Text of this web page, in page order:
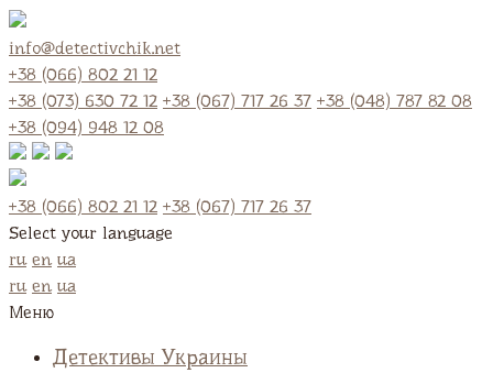
info@detectivchik.net
+38 (066) 802 21 12
+38 (073) 630 72 12 +38 (067) 717 26 37 +38 (048) 787 82 08
+38 (094) 948 12 08
+38 (066) 802 21 12 +38 (067) 717 26 37
Select your language
ru en ua
ru en ua
Меню
Детективы Украины